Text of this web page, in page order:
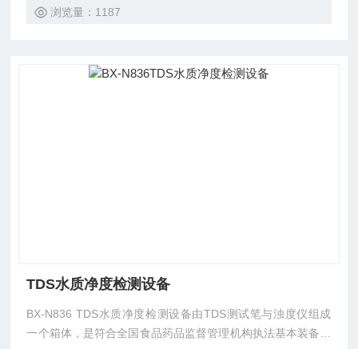
浏览量：1187
TDS水质净度检测设备
BX-N836 TDS水质净度检测设备由TDS测试笔与浊度仪组成
一个箱体，是符合全国食品药品监督管理机构执法基本装备配